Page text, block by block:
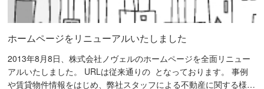
ホームページをリニューアルいたしました
2013年8月8日、株式会社ノヴェルのホームページを全面リニュー
アルいたしました。 URLは従来通りの となっております。 事例
や賃貸物件情報をはじめ、弊社スタッフによる不動産に関する様々